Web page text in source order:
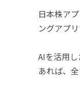
日本株ア
ングアプ
AIを活用
あれば、